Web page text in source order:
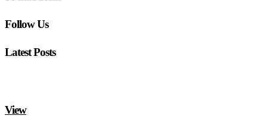
Follow Us
Latest Posts
View